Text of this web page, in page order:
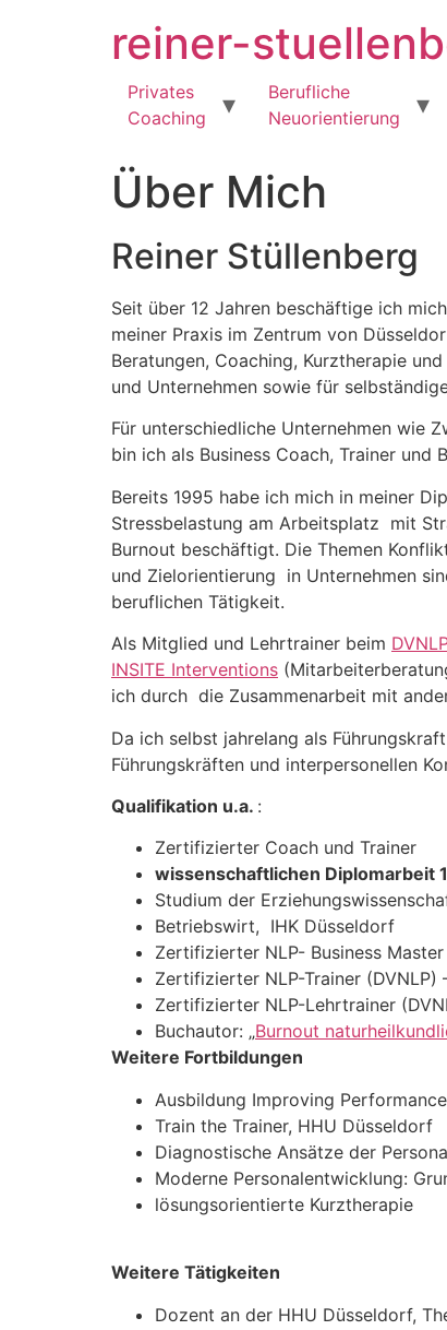
reiner-
Privates
Coaching
Berufliche
Neuorientierung
Über Mich
Reiner Stüllenberg
Seit über 12 Jahren beschäftige ich
meiner Praxis im Zentrum von
Beratungen, Coaching, Kurztherapie
und Unternehmen sowie für
Für unterschiedliche Unternehmen wie
bin ich als Business Coach, Trainer und
Bereits 1995 habe ich mich in meiner
Stressbelastung am Arbeitsplatz mit
Burnout beschäftigt. Die Themen
und Zielorientierung in Unternehmen
beruflichen Tätigkeit.
Als Mitglied und Lehrtrainer beim
INSITE Interventions
ich durch die Zusammenarbeit mit
Da ich selbst jahrelang als
Führungskräften und interpersonellen
Qualifikation u.a. :
Zertifizierter Coach und Trainer
wissenschaftlichen Diplomarbeit
Studium der
Betriebswirt, IHK Düsseldorf
Zertifizierter NLP- Business Master
Zertifizierter NLP-Trainer (DVNLP)
Zertifizierter NLP-Lehrtrainer
Buchautor: „Burnout
Weitere Fortbildungen
Ausbildung Improving
Train the Trainer, HHU Düsseldorf
Diagnostische Ansätze der
Moderne Personalentwicklung:
lösungsorientierte Kurztherapie
Weitere Tätigkeiten
Dozent an der HHU Düsseldorf,